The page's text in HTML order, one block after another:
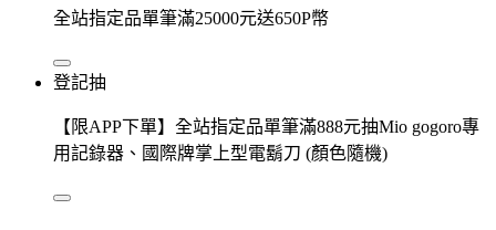
全站指定品單筆滿25000元送650P幣
登記抽
【限APP下單】全站指定品單筆滿888元抽Mio gogoro專
用記錄器、國際牌掌上型電鬍刀 (顏色隨機)